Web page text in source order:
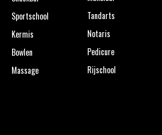
Sportschool
Kermis
Bowlen
Massage
Tandarts
Notaris
Pedicure
Rijschool